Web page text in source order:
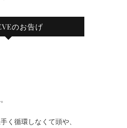
のお告げ
く循環しなくて頭や、